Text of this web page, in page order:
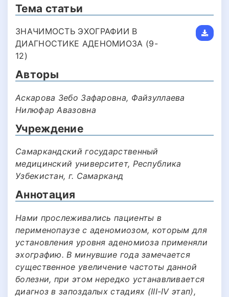
Тема статьи
ЗНАЧИМОСТЬ ЭХОГРАФИИ В
ДИАГНОСТИКЕ АДЕНОМИОЗА (9-
12)
Авторы
Аскарова Зебо Зафаровна, Файзуллаева
Нилюфар Авазовна
Учреждение
Самаркандский государственный
медицинский университет, Республика
Узбекистан, г. Самарканд
Аннотация
Нами прослеживались пациенты в
перименопаузе с аденомиозом, которым для
установления уровня аденомиоза применяли
эхографию. В минувшие года замечается
существенное увеличение частоты данной
болезни, при этом нередко устанавливается
диагноз в запоздалых стадиях (III-IV этап),